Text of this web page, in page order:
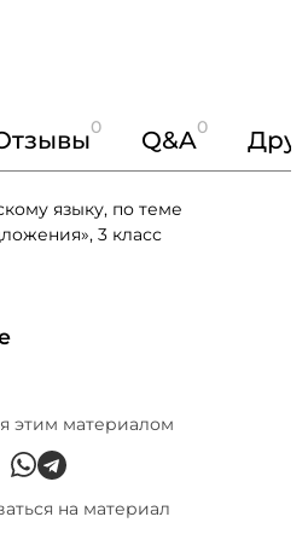
0 Q&A0
языку, по теме
3 класс
этим материалом
на материал